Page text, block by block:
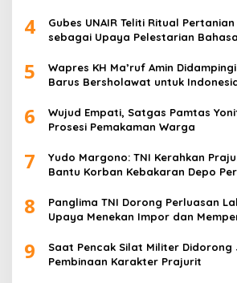
4
Gubes UNAIR Teliti Ritual
sebagai Upaya Pelestarian
5
Wapres KH Ma’ruf Amin
Barus Bersholawat untuk
6
Wujud Empati, Satgas Pamtas
Prosesi Pemakaman Warga
7
Yudo Margono: TNI Kerahkan
Bantu Korban Kebakaran Depo
8
Panglima TNI Dorong Perluasan
Upaya Menekan Impor dan
9
Saat Pencak Silat Militer Didorong
Pembinaan Karakter Prajurit